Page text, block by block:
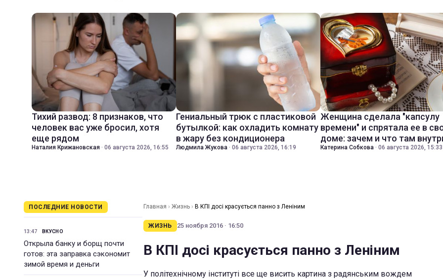
Тихий развод: 8 признаков, что
человек вас уже бросил, хотя
еще рядом
Наталия Крижановская · 06 августа 2026, 16:55
Гениальный трюк с пластиковой
бутылкой: как охладить комнату
в жару без кондиционера
Людмила Жукова · 06 августа 2026, 16:19
Женщина сделала "капсулу
времени" и спрятала ее в
доме: зачем и что там
Катерина Собкова · 06 августа 2026, 15:33
ПОСЛЕДНИЕ НОВОСТИ
13:47 ВКУСНО
Открыла банку и борщ почти
готов: эта заправка сэкономит
зимой время и деньги
Главная › Жизнь › В КПІ досі красується панно з Леніним
ЖИЗНЬ 25 ноября 2016 · 16:50
В КПІ досі красується панно з Леніним
У політехнічному інституті все ще висить картина з радянським вождем